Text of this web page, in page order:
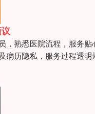
熟悉医院流程，服务
历隐私，服务过程透